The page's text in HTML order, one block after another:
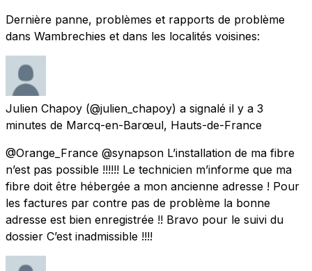
Dernière panne, problèmes et rapports de problème
dans Wambrechies et dans les localités voisines:
Julien Chapoy (@julien_chapoy) a signalé il y a 3
minutes de Marcq-en-Barœul, Hauts-de-France
@Orange_France @synapson L’installation de ma fibre
n’est pas possible !!!!!! Le technicien m’informe que ma
fibre doit être hébergée a mon ancienne adresse ! Pour
les factures par contre pas de problème la bonne
adresse est bien enregistrée !! Bravo pour le suivi du
dossier C’est inadmissible !!!!